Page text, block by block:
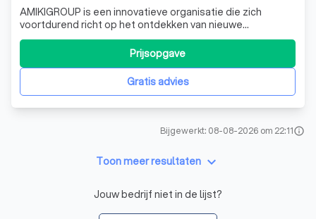
AMIKIGROUP is een innovatieve organisatie die zich
voortdurend richt op het ontdekken van nieuwe
mogelijkheden. Met de introductie van de AMIKIBOX, de
AB-19, hebben we een nieuwe richting ingeslagen. De
AMIKIBOX is een unieke combinatie van technologie en
design, ontworpen om hotelkamers te transfor
Gratis advies
Prijsopgave
Bijgewerkt: 08-08-2026 om 22:11info
Toon meer resultaten keyboard_arrow_down
Jouw bedrijf niet in de lijst?